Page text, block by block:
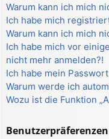
Warum kann ich mich
Ich habe mich
Warum kann ich mich
Ich habe mich vor
nicht mehr anmelden?!
Ich habe mein
Warum werde ich
Wozu ist die Funktion